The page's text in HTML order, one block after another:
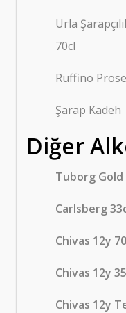
Urla
70cl
Ruffino
Şarap Kadeh
Diğer
Tuborg Gold
Carlsberg
Chivas 12y
Chivas 12y
Chivas 12y